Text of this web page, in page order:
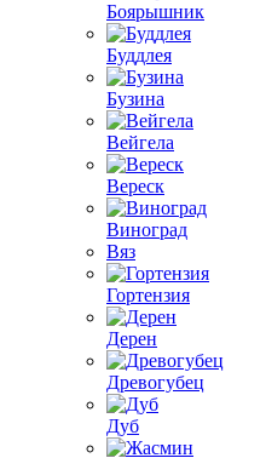
Боярышник
Буддлея
Бузина
Вейгела
Вереск
Виноград
Вяз
Гортензия
Дерен
Древогубец
Дуб